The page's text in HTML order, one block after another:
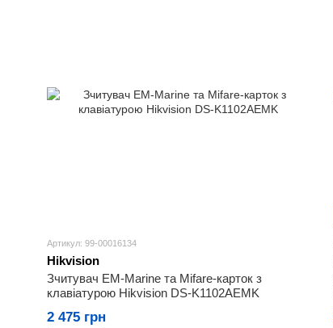
Артикул: 99-00016134
Hikvision
Зчитувач EM-Marine та Mifare-карток з
клавіатурою Hikvision DS-K1102AEMK
2 475 грн